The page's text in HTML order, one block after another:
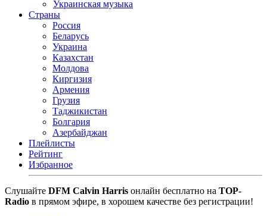
Украинская музыка
Страны
Россия
Беларусь
Украина
Казахстан
Молдова
Киргизия
Армения
Грузия
Таджикистан
Болгария
Азербайджан
Плейлисты
Рейтинг
Избранное
Cлушайте DFM Calvin Harris онлайн бесплатно на TOP-
Radio в прямом эфире, в хорошем качестве без регистрации!